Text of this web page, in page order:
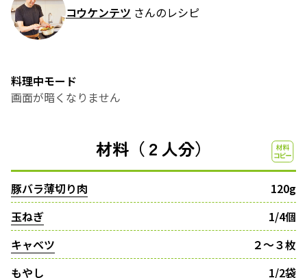
コウケンテツ さんのレシピ
料理中モード
画面が暗くなりません
材料（２人分）
豚バラ薄切り肉
120g
玉ねぎ
1/4個
キャベツ
２〜３枚
もやし
1/2袋